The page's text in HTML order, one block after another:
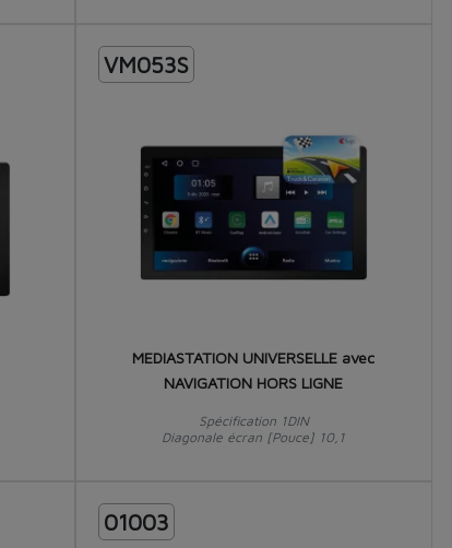
VM053S
MEDIASTATION UNIVERSELLE avec
NAVIGATION HORS LIGNE
Spécification 1DIN
Diagonale écran [Pouce] 10,1
01003